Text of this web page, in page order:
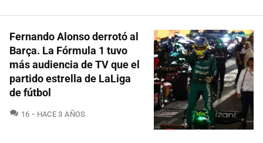
Fernando Alonso derrotó al
Barça. La Fórmula 1 tuvo
más audiencia de TV que el
partido estrella de LaLiga
de fútbol
16 COMENTARIOS
HACE 3 AÑOS